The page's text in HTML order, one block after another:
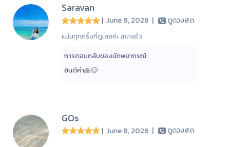
Saravan
| June 9, 2026 | ดูดวงสด
แม่นทุกครั้งที่ดูเลยค่ะ สบายใจ
การตอบกลับของนักพยากรณ์:
ยินดีค่า🙏😊
GOs
| June 8, 2026 | ดูดวงสด